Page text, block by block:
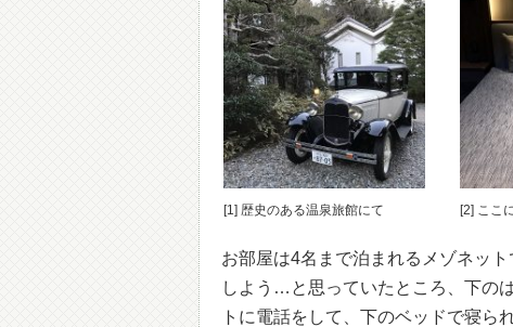
[1] 歴史のある温泉旅館にて [2] ここ
お部屋は4名まで泊まれるメゾネッ
しよう…と思っていたところ、下の
トに電話をして、下のベッドで寝ら